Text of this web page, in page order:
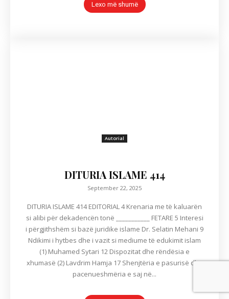
Lexo më shumë
Autorial
DITURIA ISLAME 414
September 22, 2025
DITURIA ISLAME 414 EDITORIAL 4 Krenaria me të kaluarën
si alibi për dekadencën tonë ___________ FETARE 5 Interesi
i përgjithshëm si bazë juridike islame Dr. Selatin Mehani 9
Ndikimi i hytbes dhe i vazit si mediume të edukimit islam
(1) Muhamed Sytari 12 Dispozitat dhe rëndësia e
xhumasë (2) Lavdrim Hamja 17 Shenjtëria e pasurisë dhe
pacenueshmëria e saj në...